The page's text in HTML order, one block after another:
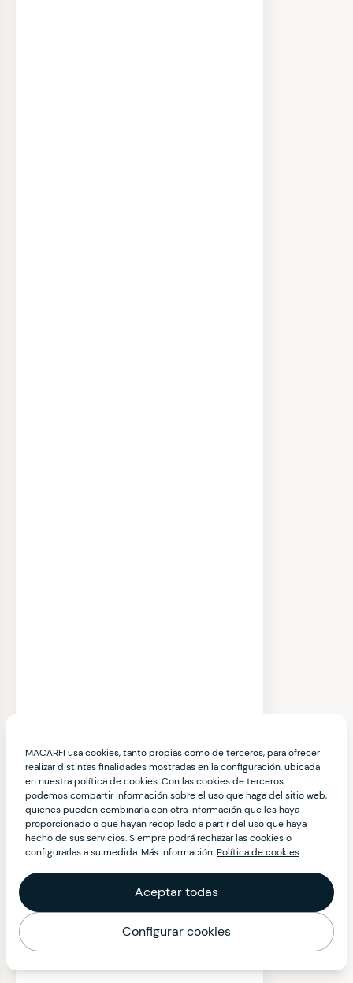
MACARFI usa cookies, tanto propias como de terceros, para ofrecer
realizar distintas finalidades mostradas en la configuración, ubicada
en nuestra política de cookies. Con las cookies de terceros
podemos compartir información sobre el uso que haga del sitio web,
quienes pueden combinarla con otra información que les haya
proporcionado o que hayan recopilado a partir del uso que haya
hecho de sus servicios. Siempre podrá rechazar las cookies o
configurarlas a su medida. Más información:Política de cookies.
Aceptar todas
Configurar cookies